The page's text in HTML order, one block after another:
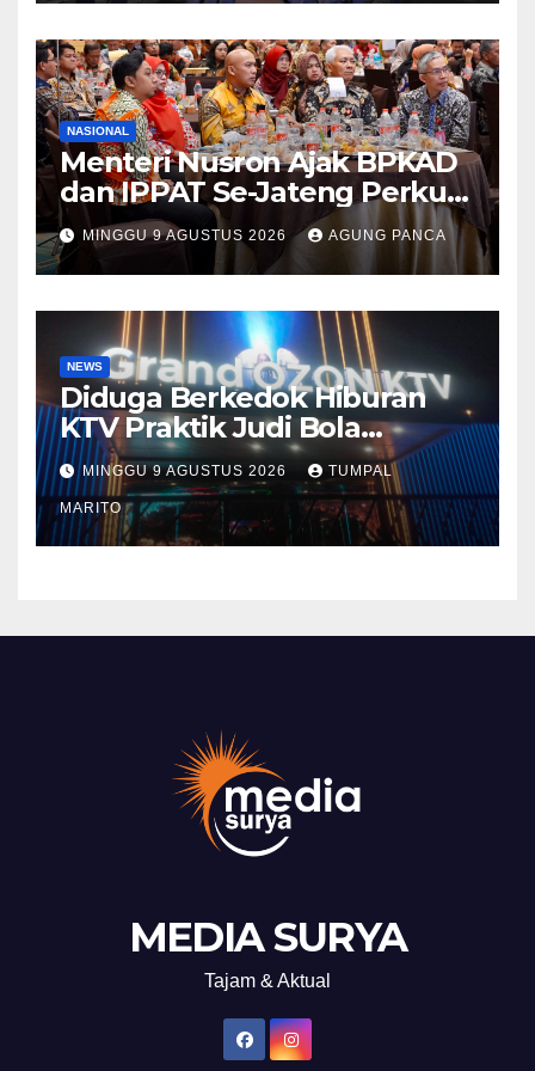
NASIONAL
Menteri Nusron Ajak BPKAD
dan IPPAT Se-Jateng Perkuat
Sinergi Wujudkan
Transformasi Layanan
Pertanahan
MINGGU 9 AGUSTUS 2026 AGUNG PANCA
NEWS
Diduga Berkedok Hiburan
KTV Praktik Judi Bola
Pimpong Beroperasi Terbuka
Disungai Panas Kapolda
Tutup mata Tempat Hiburan
DiBatam
MINGGU 9 AGUSTUS 2026 TUMPAL
MARITO
MEDIA SURYA
Tajam & Aktual